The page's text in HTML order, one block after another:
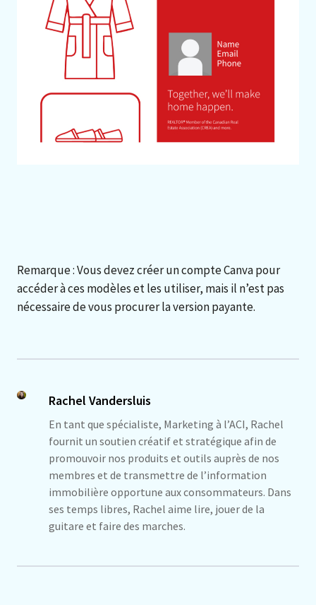
Remarque : Vous devez créer un compte Canva pour
accéder à ces modèles et les utiliser, mais il n’est pas
nécessaire de vous procurer la version payante.
Rachel Vandersluis
En tant que spécialiste, Marketing à l’ACI, Rachel
fournit un soutien créatif et stratégique afin de
promouvoir nos produits et outils auprès de nos
membres et de transmettre de l’information
immobilière opportune aux consommateurs. Dans
ses temps libres, Rachel aime lire, jouer de la
guitare et faire des marches.